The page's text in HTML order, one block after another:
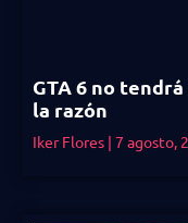
GTA 6 no
la razón
Iker Flores 7 agosto,